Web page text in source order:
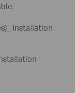
Installation